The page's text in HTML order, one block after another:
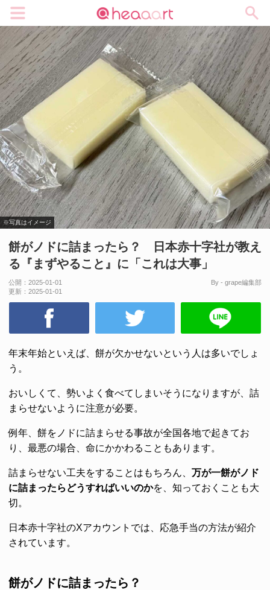
※写真はイメージ
餅がノドに詰まったら？ 日本赤十字社が教え
る『まずやること』に「これは大事」
公開： 2025-01-01
更新： 2025-01-01
By - grape編集部
年末年始といえば、餅が欠かせないという人は多いでしょ
う。
おいしくて、勢いよく食べてしまいそうになりますが、詰
まらせないように注意が必要。
例年、餅をノドに詰まらせる事故が全国各地で起きてお
り、最悪の場合、命にかかわることもあります。
詰まらせない工夫をすることはもちろん、 万が一餅がノド
に詰まったらどうすればいいのかを、知っておくことも大
切。
日本赤十字社のXアカウントでは、応急手当の方法が紹介
されています。
餅がノドに詰まったら？